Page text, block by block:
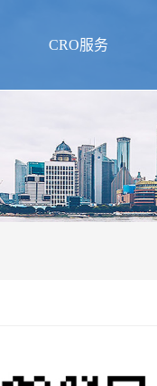
CRO服务